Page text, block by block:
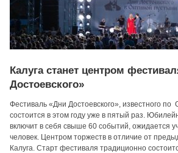
Калуга станет центром
Достоевского»
Фестиваль «Дни Достоевского», известного по
состоится в этом году уже в пятый раз.
включит в себя свыше 60 событий, ожидается
человек. Центром торжеств в отличие от
Калуга. Старт фестиваля традиционно